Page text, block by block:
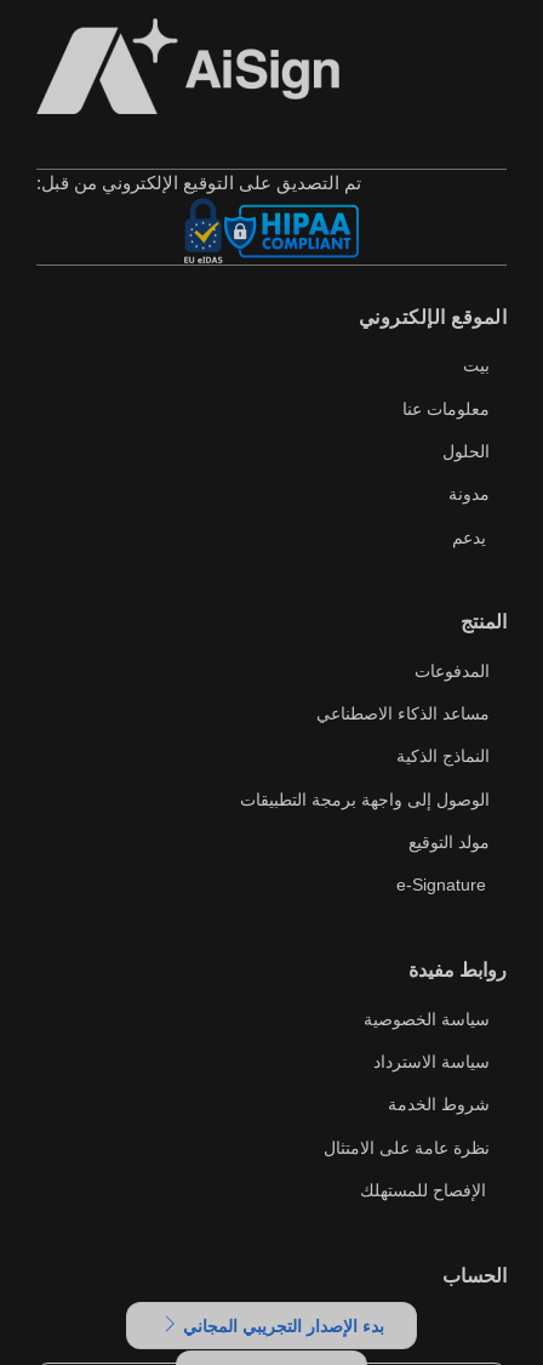
تم التصديق على التوقيع الإلكتروني من قبل:
الموقع الإلكتروني
بيت
معلومات عنا
الحلول
مدونة
يدعم
المنتج
المدفوعات
مساعد الذكاء الاصطناعي
النماذج الذكية
الوصول إلى واجهة برمجة التطبيقات
مولد التوقيع
e-Signature
روابط مفيدة
سياسة الخصوصية
سياسة الاسترداد
شروط الخدمة
نظرة عامة على الامتثال
الإفصاح للمستهلك
الحساب
بدء الإصدار التجريبي المجاني